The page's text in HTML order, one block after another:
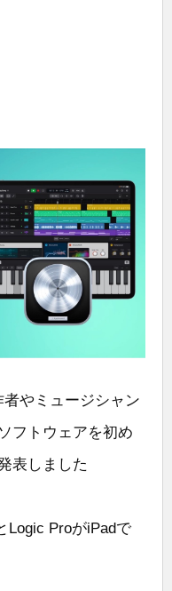
やミュージシャン
フトウェアを初め
表しました
Logic ProがiPadで